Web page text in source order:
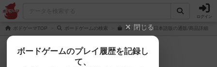
ログイン
ボドゲーマTOP ボードゲームの検索 乗り間違い 日本語版の通販/商品詳細
閉じる
ボードゲームのプレイ履歴を記録し
て、